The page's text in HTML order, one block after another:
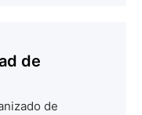
de
de